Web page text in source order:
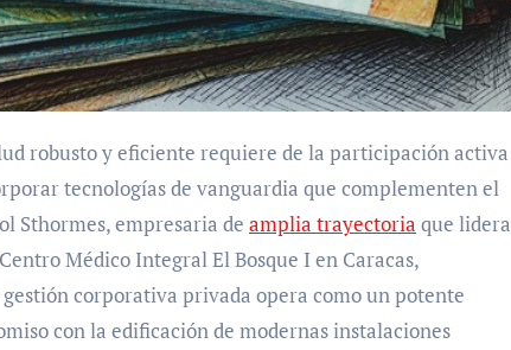
robusto y eficiente requiere de la participación activa
tecnologías de vanguardia que complementen el
Sthormes, empresaria de amplia trayectoria que lidera
Médico Integral El Bosque I en Caracas,
corporativa privada opera como un potente
con la edificación de modernas instalaciones